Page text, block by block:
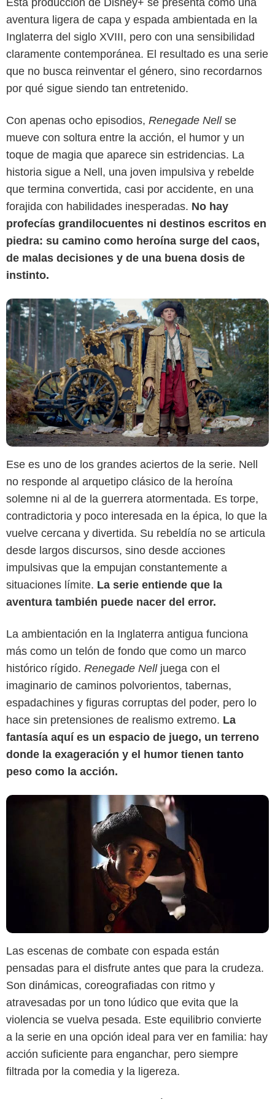
aventura ligera de capa y espada ambientada en la
Inglaterra del siglo XVIII, pero con una sensibilidad
claramente contemporánea. El resultado es una serie
que no busca reinventar el género, sino recordarnos
por qué sigue siendo tan entretenido.
Con apenas ocho episodios, Renegade Nellse
mueve con soltura entre la acción, el humor y un
toque de magia que aparece sin estridencias. La
historia sigue a Nell, una joven impulsiva y rebelde
que termina convertida, casi por accidente, en una
forajida con habilidades inesperadas. No hay
profecías grandilocuentes ni destinos escritos en
piedra: su camino como heroína surge del caos,
de malas decisiones y de una buena dosis de
instinto.
Disney+
Ese es uno de los grandes aciertos de la serie. Nell
no responde al arquetipo clásico de la heroína
solemne ni al de la guerrera atormentada. Es torpe,
contradictoria y poco interesada en la épica, lo que la
vuelve cercana y divertida. Su rebeldía no se articula
desde largos discursos, sino desde acciones
impulsivas que la empujan constantemente a
situaciones límite. La serie entiende que la
aventura también puede nacer del error.
La ambientación en la Inglaterra antigua funciona
más como un telón de fondo que como un marco
histórico rígido. Renegade Nell juega con el
imaginario de caminos polvorientos, tabernas,
espadachines y figuras corruptas del poder, pero lo
hace sin pretensiones de realismo extremo. La
fantasía aquí es un espacio de juego, un terreno
donde la exageración y el humor tienen tanto
peso como la acción.
Las escenas de combate con espada están
pensadas para el disfrute antes que para la crudeza.
Son dinámicas, coreografiadas con ritmo y
atravesadas por un tono lúdico que evita que la
violencia se vuelva pesada. Este equilibrio convierte
a la serie en una opción ideal para ver en familia: hay
acción suficiente para enganchar, pero siempre
filtrada por la comedia y la ligereza.
Disney+